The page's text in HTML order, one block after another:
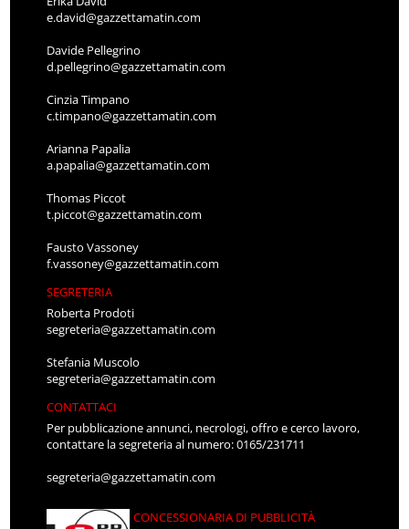
e.david@gazzettamatin.com
Davide Pellegrino
d.pellegrino@gazzettamatin.com
Cinzia Timpano
c.timpano@gazzettamatin.com
Arianna Papalia
a.papalia@gazzettamatin.com
Thomas Piccot
t.piccot@gazzettamatin.com
Fausto Vassoney
f.vassoney@gazzettamatin.com
SEGRETERIA
Roberta Prodoti
segreteria@gazzettamatin.com
Stefania Muscolo
segreteria@gazzettamatin.com
CONTATTACI
Per pubblicazione annunci, necrologi, offro e cerco lavoro,
contattare la segreteria al numero: 0165/231711
segreteria@gazzettamatin.com
CONCESSIONARIA DI PUBBLICITÀ